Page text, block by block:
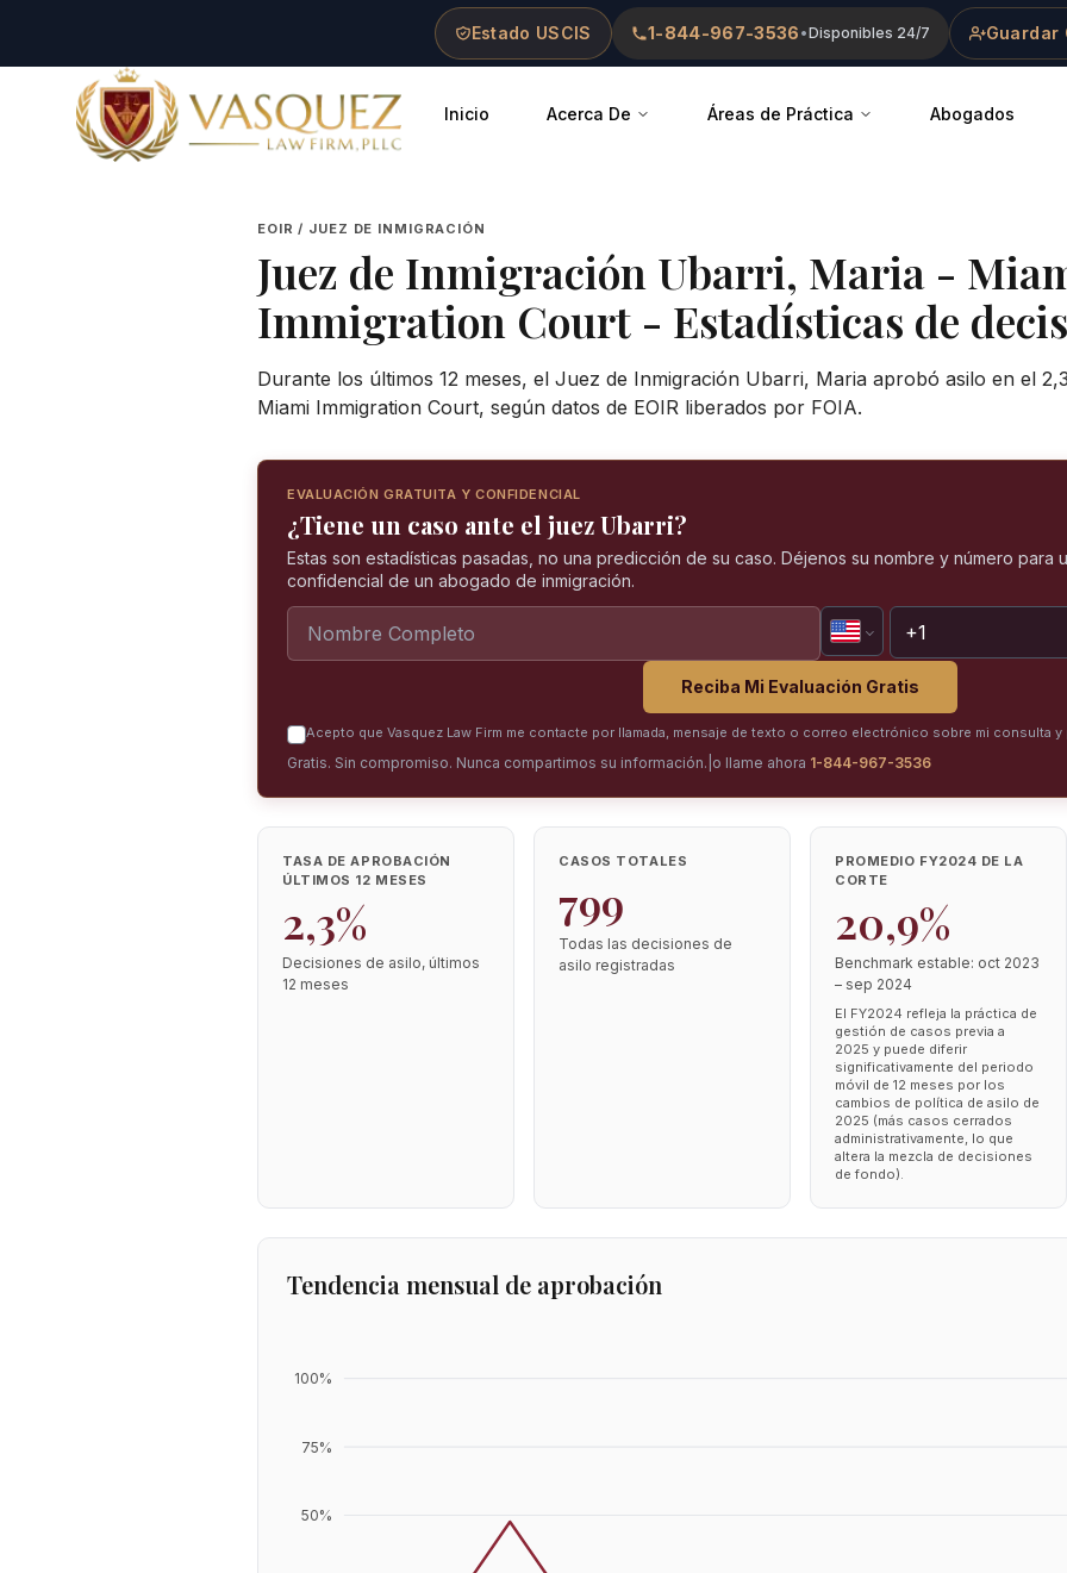
Estado USCIS 1-844-967-3536 •Disponibles 24/7 Guardar
Vasquez Law Firm - Home
Inicio Acerca De Áreas de Práctica Abogados
EOIR / JUEZ DE INMIGRACIÓN
Juez de Inmigración Ubarri, Maria -
Immigration Court - Estadísticas de
Durante los últimos 12 meses, el Juez de Inmigración Ubarri, Maria aprobó asilo en el
Miami Immigration Court, según datos de EOIR liberados por FOIA.
EVALUACIÓN GRATUITA Y CONFIDENCIAL
¿Tiene un caso ante el juez Ubarri?
Estas son estadísticas pasadas, no una predicción de su caso. Déjenos su nombre y número para
confidencial de un abogado de inmigración.
Reciba Mi Evaluación Gratis
Acepto que Vasquez Law Firm me contacte por llamada, mensaje de texto o correo electrónico sobre mi consulta
Gratis. Sin compromiso. Nunca compartimos su información. o llame ahora 1-844-967-3536
TASA DE APROBACIÓN
ÚLTIMOS 12 MESES
2,3%
Decisiones de asilo, últimos
12 meses
CASOS TOTALES
799
Todas las decisiones de
asilo registradas
PROMEDIO FY2024 DE LA
CORTE
20,9%
Benchmark estable: oct 2023
– sep 2024
El FY2024 refleja la práctica de
gestión de casos previa a
2025 y puede diferir
significativamente del periodo
móvil de 12 meses por los
cambios de política de asilo de
2025 (más casos cerrados
administrativamente, lo que
altera la mezcla de decisiones
de fondo).
Tendencia mensual de aprobación
50%
75%
100%